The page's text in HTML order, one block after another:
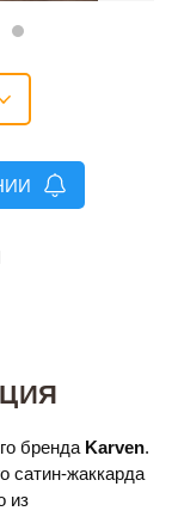
бренда Karven.
сатин-жаккарда
из